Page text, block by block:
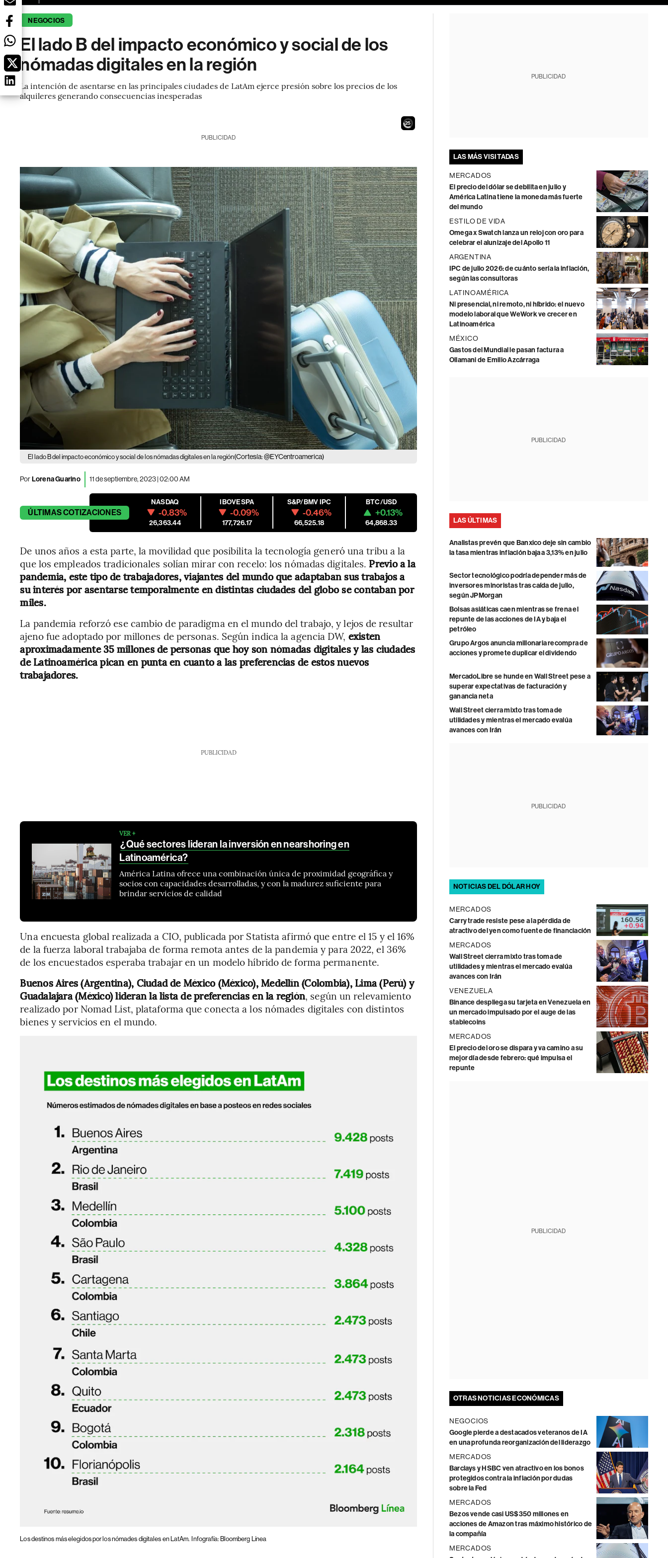
NEGOCIOS
El lado B del impacto económico y social de los
nómadas digitales en la región
La intención de asentarse en las principales ciudades de LatAm ejerce presión sobre los precios de los
alquileres generando consecuencias inesperadas
23
PUBLICIDAD
El lado B del impacto económico y social de los nómadas digitales en la región(Cortesía: @EYCentroamerica)
PorLorena Guarino 11 de septiembre, 2023 | 02:00 AM
ÚLTIMASCOTIZACIONES
NASDAQ
-0.83%
26,363.44
IBOVESPA
-0.09%
177,726.17
S&P/BMV IPC
-0.46%
66,525.18
BTC/USD
+0.13%
64,868.33
De unos años a esta parte, la movilidad que posibilita la tecnología generó una tribu a la
que los empleados tradicionales solían mirar con recelo: los nómadas digitales. Previo a la
pandemia, este tipo de trabajadores, viajantes del mundo que adaptaban sus trabajos a
su interés por asentarse temporalmente en distintas ciudades del globo se contaban por
miles.
La pandemia reforzó ese cambio de paradigma en el mundo del trabajo, y lejos de resultar
ajeno fue adoptado por millones de personas. Según indica la agencia DW, existen
aproximadamente 35 millones de personas que hoy son nómadas digitales y las ciudades
de Latinoamérica pican en punta en cuanto a las preferencias de estos nuevos
trabajadores.
PUBLICIDAD
VER +
¿Qué sectores lideran la inversión en nearshoring en
Latinoamérica?
América Latina ofrece una combinación única de proximidad geográfica y
socios con capacidades desarrolladas, y con la madurez suficiente para
brindar servicios de calidad
Una encuesta global realizada a CIO, publicada por Statista afirmó que entre el 15 y el 16%
de la fuerza laboral trabajaba de forma remota antes de la pandemia y para 2022, el 36%
de los encuestados esperaba trabajar en un modelo híbrido de forma permanente.
Buenos Aires (Argentina), Ciudad de México (México), Medellín (Colombia), Lima (Perú) y
Guadalajara (México) lideran la lista de preferencias en la región, según un relevamiento
realizado por Nomad List, plataforma que conecta a los nómades digitales con distintos
bienes y servicios en el mundo.
Los destinos más elegidos por los nómades digitales en LatAm. Infografía: Bloomberg Línea
PUBLICIDAD
LAS MÁS VISITADAS
MERCADOS
El precio del dólar se debilita en julio y
América Latina tiene la moneda más fuerte
del mundo
ESTILO DE VIDA
Omega x Swatch lanza un reloj con oro para
celebrar el alunizaje del Apollo 11
ARGENTINA
IPC de julio 2026: de cuánto sería la inflación,
según las consultoras
LATINOAMÉRICA
Ni presencial, ni remoto, ni híbrido: el nuevo
modelo laboral que WeWork ve crecer en
Latinoamérica
MÉXICO
Gastos del Mundial le pasan factura a
Ollamani de Emilio Azcárraga
PUBLICIDAD
LAS ÚLTIMAS
Analistas prevén que Banxico deje sin cambio
la tasa mientras inflación baja a 3,13% en julio
Sector tecnológico podría depender más de
inversores minoristas tras caída de julio,
según JPMorgan
Bolsas asiáticas caen mientras se frena el
repunte de las acciones de IA y baja el
petróleo
Grupo Argos anuncia millonaria recompra de
acciones y promete duplicar el dividendo
MercadoLibre se hunde en Wall Street pese a
superar expectativas de facturación y
ganancia neta
Wall Street cierra mixto tras toma de
utilidades y mientras el mercado evalúa
avances con Irán
PUBLICIDAD
NOTICIAS DEL DÓLAR HOY
MERCADOS
Carry trade resiste pese a la pérdida de
atractivo del yen como fuente de financiación
MERCADOS
Wall Street cierra mixto tras toma de
utilidades y mientras el mercado evalúa
avances con Irán
VENEZUELA
Binance despliega su tarjeta en Venezuela en
un mercado impulsado por el auge de las
stablecoins
MERCADOS
El precio del oro se dispara y va camino a su
mejor día desde febrero: qué impulsa el
repunte
PUBLICIDAD
OTRAS NOTICIAS ECONÓMICAS
NEGOCIOS
Google pierde a destacados veteranos de IA
en una profunda reorganización del liderazgo
MERCADOS
Barclays y HSBC ven atractivo en los bonos
protegidos contra la inflación por dudas
sobre la Fed
MERCADOS
Bezos vende casi US$350 millones en
acciones de Amazon tras máximo histórico de
la compañía
MERCADOS